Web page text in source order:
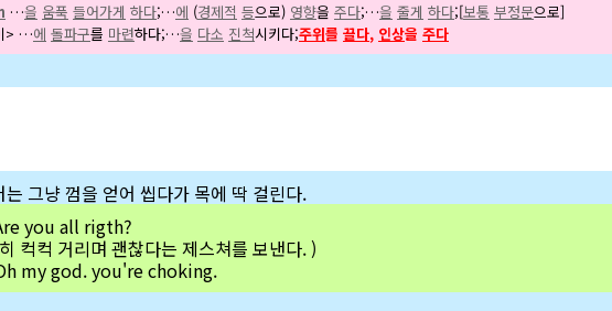
…을 움푹 들어가게 하다;…에 (경제적 등으로) 영향을 주다;…을 줄게 하다;[보통 부정문으로]
> …에 돌파구를 마련하다;…을 다소 진척시키다;주위를 끌다, 인상을 주다
그냥 껌을 얻어 씹다가 목에 딱 걸린다.
you all rigth?
컥컥 거리며 괜찮다는 제스쳐를 보낸다. )
my god. you're choking.